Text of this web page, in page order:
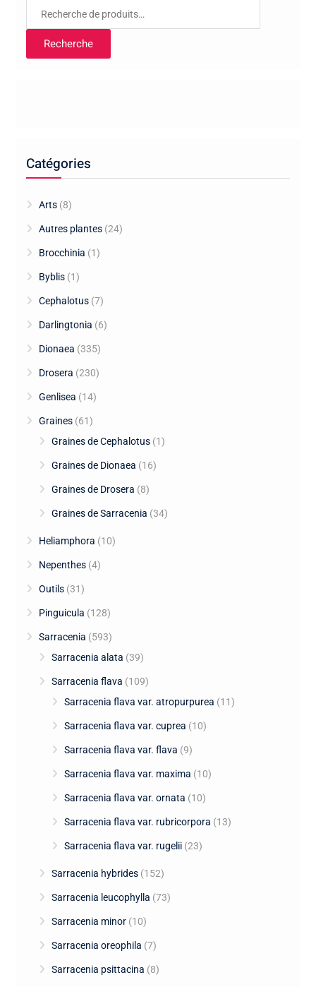
Recherche
Recherche
Catégories
Arts (8)
Autres plantes (24)
Brocchinia (1)
Byblis (1)
Cephalotus (7)
Darlingtonia (6)
Dionaea (335)
Drosera (230)
Genlisea (14)
Graines (61)
Graines de Cephalotus (1)
Graines de Dionaea (16)
Graines de Drosera (8)
Graines de Sarracenia (34)
Heliamphora (10)
Nepenthes (4)
Outils (31)
Pinguicula (128)
Sarracenia (593)
Sarracenia alata (39)
Sarracenia flava (109)
Sarracenia flava var. atropurpurea (11)
Sarracenia flava var. cuprea (10)
Sarracenia flava var. flava (9)
Sarracenia flava var. maxima (10)
Sarracenia flava var. ornata (10)
Sarracenia flava var. rubricorpora (13)
Sarracenia flava var. rugelii (23)
Sarracenia hybrides (152)
Sarracenia leucophylla (73)
Sarracenia minor (10)
Sarracenia oreophila (7)
Sarracenia psittacina (8)